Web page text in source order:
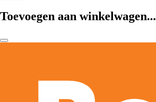
Toevoegen aan winkelwagen...